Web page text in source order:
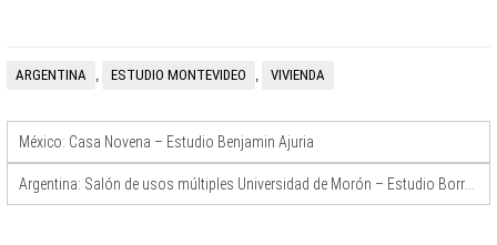
ARGENTINA , ESTUDIO MONTEVIDEO , VIVIENDA
México: Casa Novena – Estudio Benjamin Ajuria